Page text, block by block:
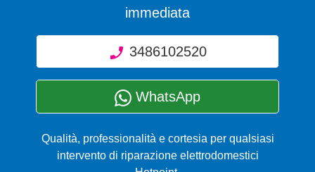
immediata
3486102520
WhatsApp
Qualità, professionalità e cortesia per qualsiasi
intervento di riparazione elettrodomestici